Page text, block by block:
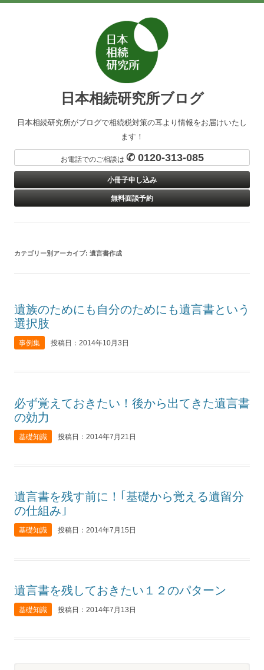
日本相続研究所ブログ
日本相続研究所がブログで相続税対策の耳より情報をお届けいたし
ます！
お電話でのご相談は ✆ 0120-313-085
小冊子申し込み
無料面談予約
カテゴリー別アーカイブ: 遺言書作成
遺族のためにも自分のためにも遺言書という
選択肢
事例集 投稿日：2014年10月3日
必ず覚えておきたい！後から出てきた遺言書
の効力
基礎知識 投稿日：2014年7月21日
遺言書を残す前に！｢基礎から覚える遺留分
の仕組み｣
基礎知識 投稿日：2014年7月15日
遺言書を残しておきたい１２のパターン
基礎知識 投稿日：2014年7月13日